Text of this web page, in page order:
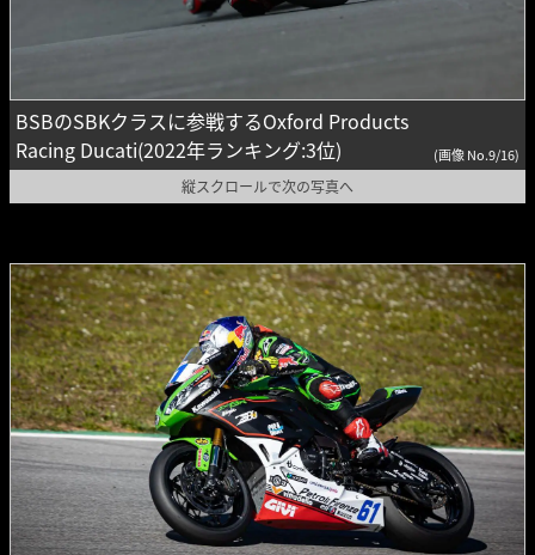
BSBのSBKクラスに参戦するOxford Products
Racing Ducati(2022年ランキング:3位)
(画像 No.9/16)
縦スクロールで次の写真へ